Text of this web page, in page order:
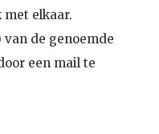
elkaar.
de genoemde
een mail te